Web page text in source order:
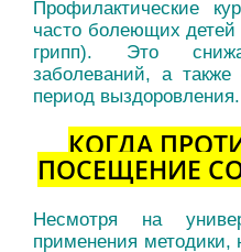
Профилактические
часто болеющих
грипп). Это
заболеваний, а также
период выздоровления.
КОГДА
ПОСЕЩЕНИЕ
Несмотря на
применения методики,